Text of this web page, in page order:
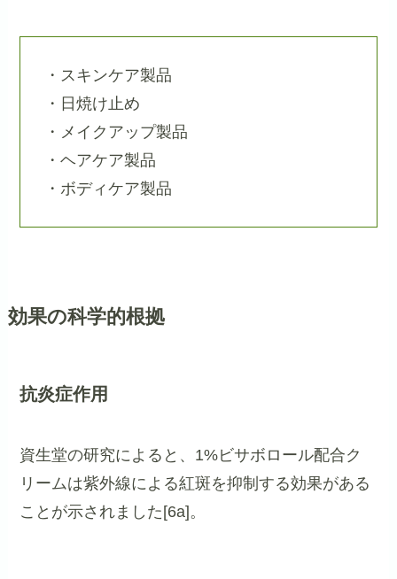
・スキンケア製品
・日焼け止め
・メイクアップ製品
・ヘアケア製品
・ボディケア製品
効果の科学的根拠
抗炎症作用
資生堂の研究によると、1%ビサボロール配合ク
リームは紫外線による紅斑を抑制する効果がある
ことが示されました[6a]。